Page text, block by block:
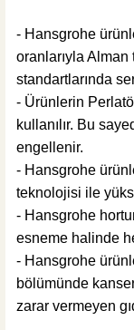
Hansgrohe Talis
42.001,20 TL %40
25.200,72 TL
- Hansgrohe
oranlarıyla
standartlarında
- Ürünlerin
kullanılır. Bu
engellenir.
- Hansgrohe
teknolojisi ile
- Hansgrohe
esneme halinde
- Hansgrohe
bölümünde
zarar vermeyen